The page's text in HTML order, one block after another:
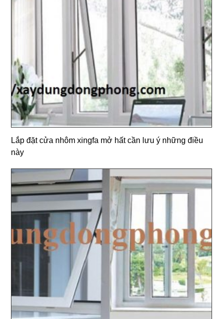
Lắp đặt cửa nhôm xingfa mở hất cần lưu ý những điều
này